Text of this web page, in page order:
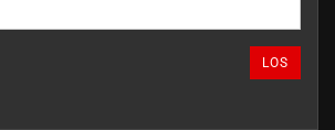
LOS